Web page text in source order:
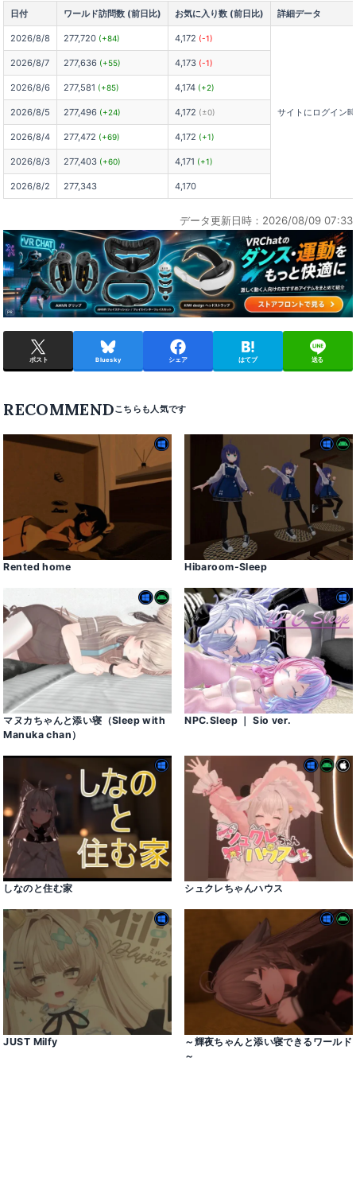
日付 ワールド訪問数 (前日比) お気に入り数 (前日比) 詳細データ
2026/8/8 277,720 (+84) 4,172 (-1)
サイトにログイン
2026/8/7 277,636 (+55) 4,173 (-1)
2026/8/6 277,581 (+85) 4,174 (+2)
2026/8/5 277,496 (+24) 4,172 (±0)
2026/8/4 277,472 (+69) 4,172 (+1)
2026/8/3 277,403 (+60) 4,171 (+1)
2026/8/2 277,343 4,170
データ更新日時：2026/08/09 07:33
ポスト Bluesky シェア はてブ 送る
RECOMMEND
Rented home Hibaroom-Sleep
マヌカちゃんと添い寝（Sleep with
Manuka chan）
NPC․Sleep ｜ Sio ver․
しなのと住む家 シュクレちゃんハウス
JUST Milfy
～輝夜ちゃんと添い寝できるワールド
～